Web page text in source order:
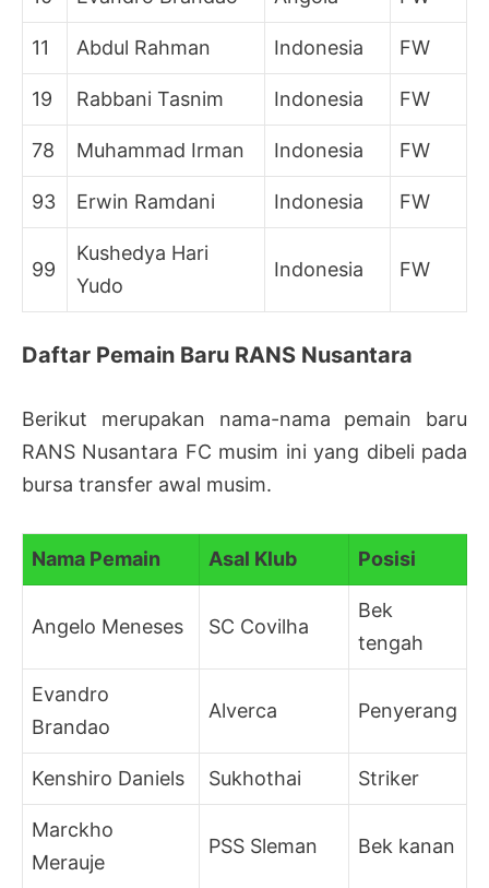
11 Abdul Rahman Indonesia FW
19 Rabbani Tasnim Indonesia FW
78 Muhammad Irman Indonesia FW
93 Erwin Ramdani Indonesia FW
99
Kushedya Hari
Yudo
Indonesia FW
Daftar Pemain Baru RANS Nusantara
Berikut merupakan nama-nama pemain baru
RANS Nusantara FC musim ini yang dibeli pada
bursa transfer awal musim.
Nama Pemain Asal Klub Posisi
Angelo Meneses SC Covilha
Bek
tengah
Evandro
Brandao
Alverca Penyerang
Kenshiro Daniels Sukhothai Striker
Marckho
Merauje
PSS Sleman Bek kanan